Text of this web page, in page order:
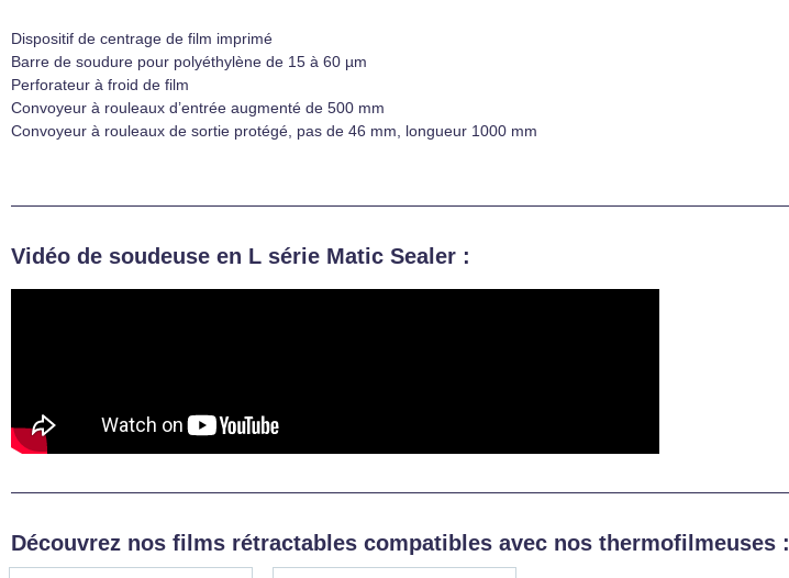
Dispositif de centrage de film imprimé
Barre de soudure pour polyéthylène de 15 à 60 µm
Perforateur à froid de film
Convoyeur à rouleaux d’entrée augmenté de 500 mm
Convoyeur à rouleaux de sortie protégé, pas de 46 mm, longueur 1000 mm
Vidéo de soudeuse en L série Matic Sealer :
Découvrez nos films rétractables compatibles avec nos thermofilmeuses :